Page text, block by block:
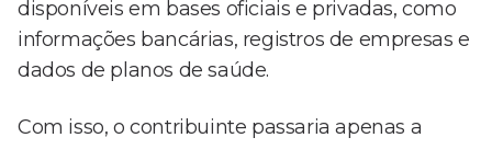
disponíveis em bases oficiais e privadas, como
informações bancárias, registros de empresas e
dados de planos de saúde.
Com isso, o contribuinte passaria apenas a